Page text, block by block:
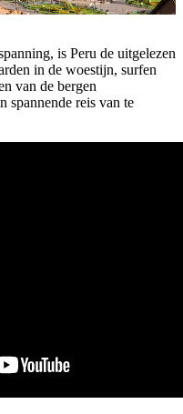
is Peru de uitgelezen
in de woestijn, surfen
van de bergen
spannende reis van te